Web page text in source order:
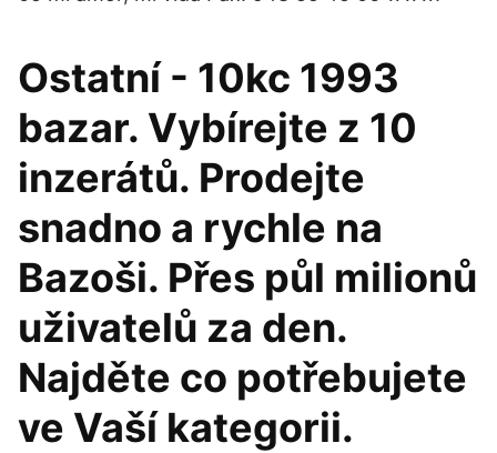
Ostatní - 10kc 1993
bazar. Vybírejte z 10
inzerátů. Prodejte
snadno a rychle na
Bazoši. Přes půl milionů
uživatelů za den.
Najděte co potřebujete
ve Vaší kategorii.